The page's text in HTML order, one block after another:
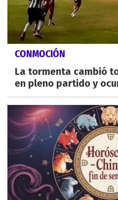
CONMOCIÓN
La tormenta cambió
en pleno partido y